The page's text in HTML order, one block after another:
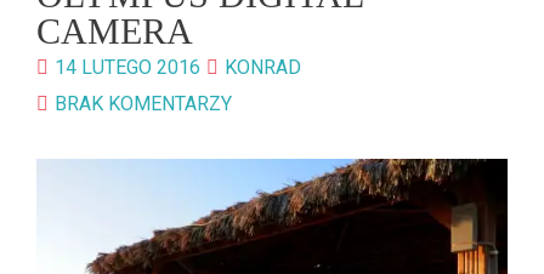
CAMERA
14 LUTEGO 2016
KONRAD
BRAK KOMENTARZY